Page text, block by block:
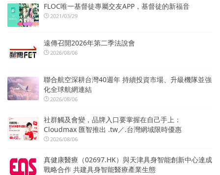
FLOC唯一基督徒專屬交友APP，基督徒的新福音
2021/03/29
遠傳召開2026年第二季法說會
2026/08/06
聯合航空深耕台灣40週年 持續投資市場、升級機隊並強
化全球航網連結
2026/08/06
社群觸及會變，品牌入口要掌握在自己手上：
Cloudmax 匯智推出 .tw／.台灣網域限時優惠
2026/08/06
真健康醫療（02697.HK）與天津具身智能創新中心達成
戰略合作 共建具身智能醫療產業生態